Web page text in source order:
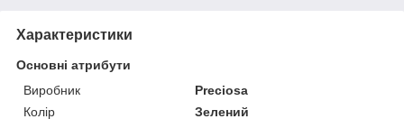
Характеристики
Основні атрибути
Виробник
Preciosa
Колір
Зелений